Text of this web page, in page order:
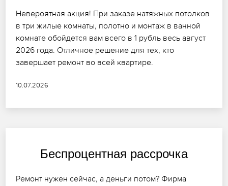
Невероятная акция! При заказе натяжных потолков
в три жилые комнаты, полотно и монтаж в ванной
комнате обойдется вам всего в 1 рубль весь август
2026 года. Отличное решение для тех, кто
завершает ремонт во всей квартире.
10.07.2026
Беспроцентная рассрочка
Ремонт нужен сейчас, а деньги потом? Фирма